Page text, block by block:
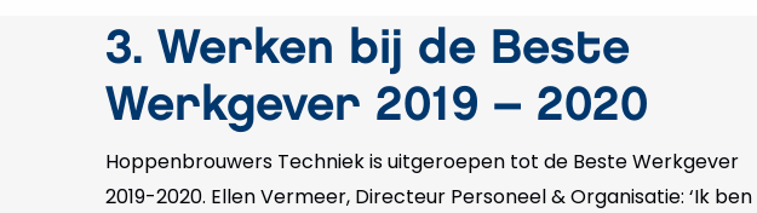
3. Werken bij de Beste
Werkgever 2019 – 2020
Hoppenbrouwers Techniek is uitgeroepen tot de Beste Werkgever
2019-2020. Ellen Vermeer, Directeur Personeel & Organisatie: ‘Ik ben